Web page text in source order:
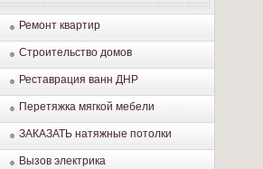
Ремонт квартир
Строительство домов
Реставрация ванн ДНР
Перетяжка мягкой мебели
ЗАКАЗАТЬ натяжные потолки
Вызов электрика